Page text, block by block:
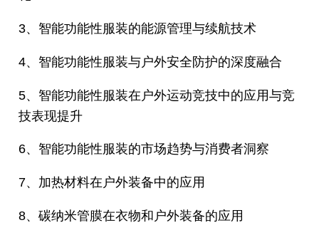
3、智能功能性服装的能源管理与续航技术
4、智能功能性服装与户外安全防护的深度融合
5、智能功能性服装在户外运动竞技中的应用与竞
技表现提升
6、智能功能性服装的市场趋势与消费者洞察
7、加热材料在户外装备中的应用
8、碳纳米管膜在衣物和户外装备的应用